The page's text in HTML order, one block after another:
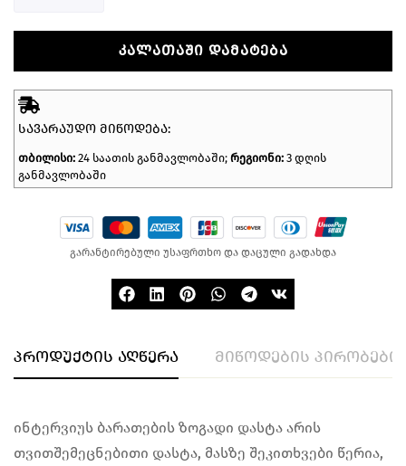
ᲙᲐᲚᲐᲗᲐᲨᲘ ᲓᲐᲛᲐᲢᲔᲑᲐ
ᲡᲐᲕᲐᲠᲐᲣᲓᲝ ᲛᲘᲬᲝᲓᲔᲑᲐ:
თბილისი: 24 საათის განმავლობაში; რეგიონი: 3 დღის
განმავლობაში
გარანტირებული უსაფრთხო და დაცული გადახდა
პროდუქტის აღწერა მიწოდების პირობები
ინტერვიუს ბარათების ზოგადი დასტა არის
თვითშემეცნებითი დასტა, მასზე შეკითხვები წერია,